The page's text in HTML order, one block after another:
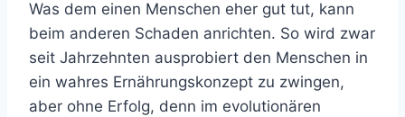
Was dem einen Menschen eher gut tut, kann
beim anderen Schaden anrichten. So wird zwar
seit Jahrzehnten ausprobiert den Menschen in
ein wahres Ernährungskonzept zu zwingen,
aber ohne Erfolg, denn im evolutionären